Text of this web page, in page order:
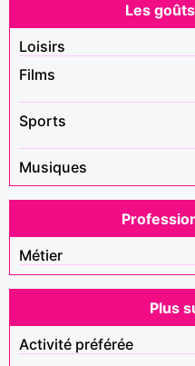
Les
Loisirs
Films
Sports
Musiques
Métier
Plus
Activité préférée